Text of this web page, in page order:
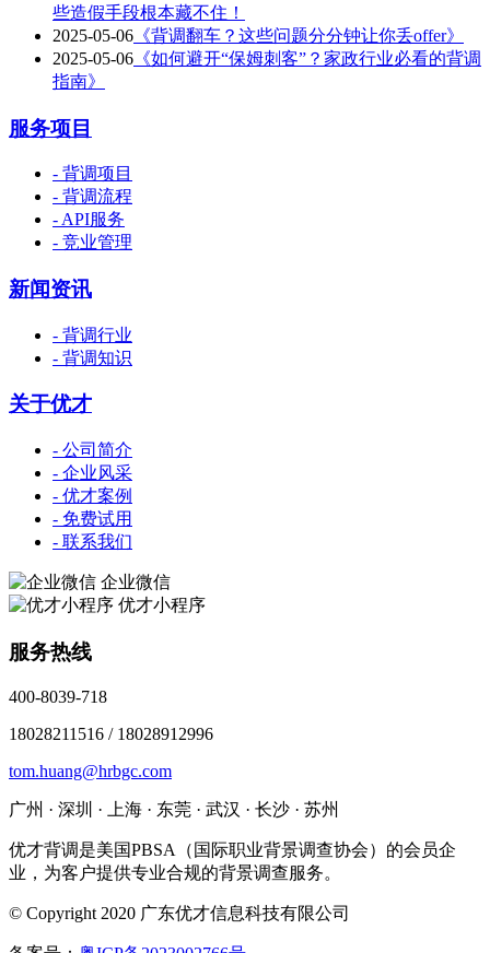
些造假手段根本藏不住！
2025-05-06 《背调翻车？这些问题分分钟让你丢offer》
2025-05-06 《如何避开“保姆刺客”？家政行业必看的背调
指南》
服务项目
- 背调项目
- 背调流程
- API服务
- 竞业管理
新闻资讯
- 背调行业
- 背调知识
关于优才
- 公司简介
- 企业风采
- 优才案例
- 免费试用
- 联系我们
企业微信
优才小程序
服务热线
400-8039-718
18028211516 / 18028912996
tom.huang@hrbgc.com
广州 · 深圳 · 上海 · 东莞 · 武汉 · 长沙 · 苏州
优才背调是美国PBSA（国际职业背景调查协会）的会员企
业，为客户提供专业合规的背景调查服务。
© Copyright 2020 广东优才信息科技有限公司